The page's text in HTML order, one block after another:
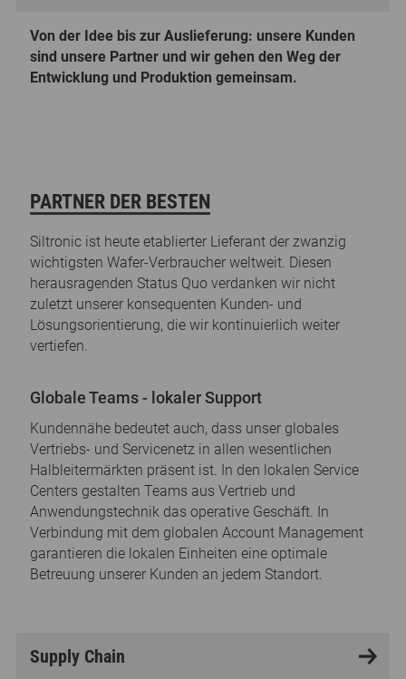
Von der Idee bis zur Auslieferung: unsere Kunden
sind unsere Partner und wir gehen den Weg der
Entwicklung und Produktion gemeinsam.
PARTNER DER BESTEN
Siltronic ist heute etablierter Lieferant der zwanzig
wichtigsten Wafer-Verbraucher weltweit. Diesen
herausragenden Status Quo verdanken wir nicht
zuletzt unserer konsequenten Kunden- und
Lösungsorientierung, die wir kontinuierlich weiter
vertiefen.
Globale Teams - lokaler Support
Kundennähe bedeutet auch, dass unser globales
Vertriebs- und Servicenetz in allen wesentlichen
Halbleitermärkten präsent ist. In den lokalen Service
Centers gestalten Teams aus Vertrieb und
Anwendungstechnik das operative Geschäft. In
Verbindung mit dem globalen Account Management
garantieren die lokalen Einheiten eine optimale
Betreuung unserer Kunden an jedem Standort.
Supply Chain